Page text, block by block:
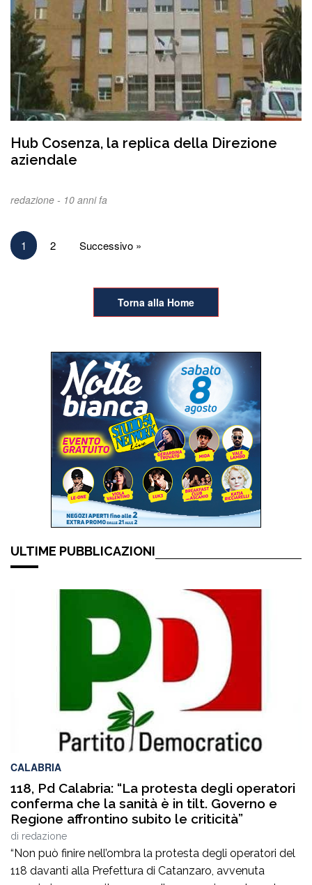
Hub Cosenza, la replica della Direzione
aziendale
redazione - 10 anni fa
Paginazione
1 2 Successivo »
Torna alla Home
ULTIME PUBBLICAZIONI
CALABRIA
118, Pd Calabria: “La protesta degli operatori
conferma che la sanità è in tilt. Governo e
Regione affrontino subito le criticità”
di redazione
“Non può finire nell’ombra la protesta degli operatori del
118 davanti alla Prefettura di Catanzaro, avvenuta